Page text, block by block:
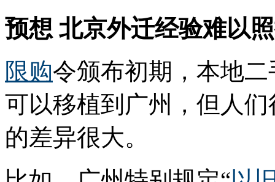
预想 北京外迁经验难以
限购令颁布初期，本地
可以移植到广州，但人
的差异很大。